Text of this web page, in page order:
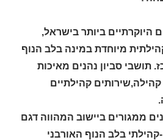
היוקרתיים ביותר בישראל,
מיוחדת במינה בלב הנוף
תושבי סביון נהנים מאיכות
קהילה,שירותים קהילתיים
.
ממגורים ביישוב המהווה דגם
בלב הנוף האורבני